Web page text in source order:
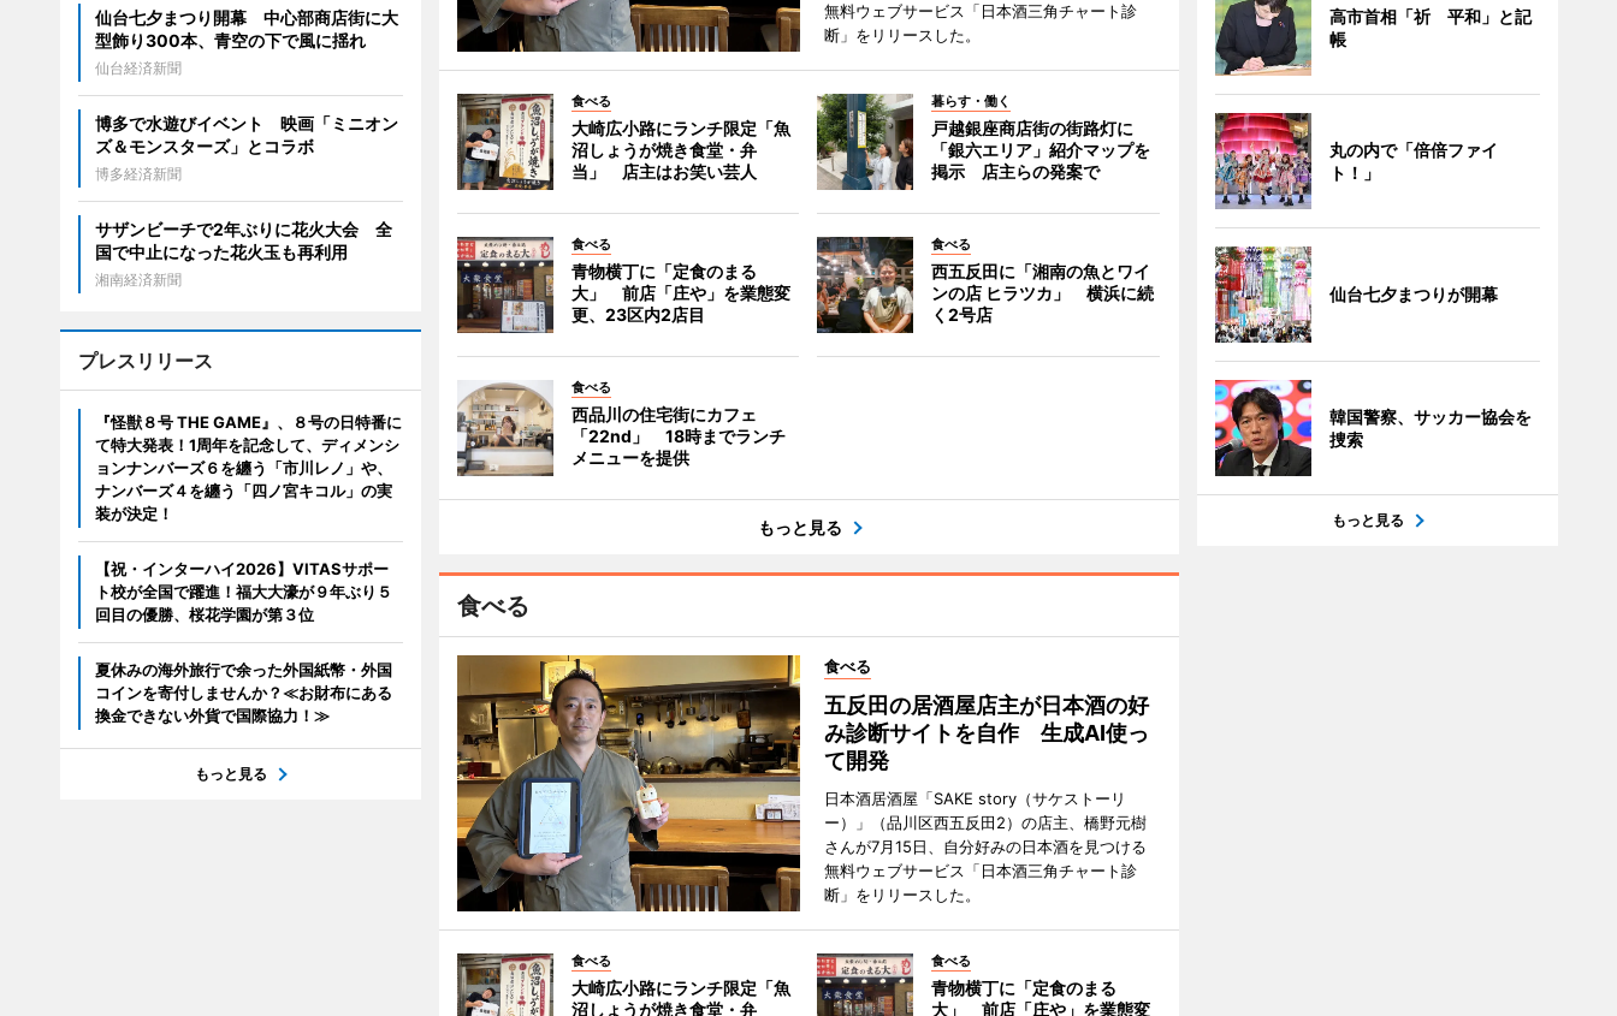
無料ウェブサービス「日本酒三角チャート診
断」をリリースした。
食べる
大崎広小路にランチ限定「魚
沼しょうが焼き食堂・弁
当」 店主はお笑い芸人
暮らす・働く
戸越銀座商店街の街路灯に
「銀六エリア」紹介マップを
掲示 店主らの発案で
食べる
青物横丁に「定食のまる
大」 前店「庄や」を業態変
更、23区内2店目
食べる
西五反田に「湘南の魚とワイ
ンの店 ヒラツカ」 横浜に続
く2号店
食べる
西品川の住宅街にカフェ
「22nd」 18時までランチ
メニューを提供
もっと見る
食べる
食べる
五反田の居酒屋店主が日本酒の好
み診断サイトを自作 生成AI使っ
て開発
日本酒居酒屋「SAKE story（サケストーリ
ー）」（品川区西五反田2）の店主、橋野元樹
さんが7月15日、自分好みの日本酒を見つける
無料ウェブサービス「日本酒三角チャート診
断」をリリースした。
食べる
大崎広小路にランチ限定「魚
沼しょうが焼き食堂・弁
食べる
青物横丁に「定食のまる
大」 前店「庄や」を業態変
仙台七夕まつり開幕 中心部商店街に大
型飾り300本、青空の下で風に揺れ
仙台経済新聞
博多で水遊びイベント 映画「ミニオン
ズ＆モンスターズ」とコラボ
博多経済新聞
サザンビーチで2年ぶりに花火大会 全
国で中止になった花火玉も再利用
湘南経済新聞
プレスリリース
『怪獣８号 THE GAME』、８号の日特番に
て特大発表！1周年を記念して、ディメンシ
ョンナンバーズ６を纏う「市川レノ」や、
ナンバーズ４を纏う「四ノ宮キコル」の実
装が決定！
【祝・インターハイ2026】VITASサポー
ト校が全国で躍進！福大大濠が９年ぶり５
回目の優勝、桜花学園が第３位
夏休みの海外旅行で余った外国紙幣・外国
コインを寄付しませんか？≪お財布にある
換金できない外貨で国際協力！≫
もっと見る
高市首相「祈 平和」と記
帳
丸の内で「倍倍ファイ
ト！」
仙台七夕まつりが開幕
韓国警察、サッカー協会を
捜索
もっと見る